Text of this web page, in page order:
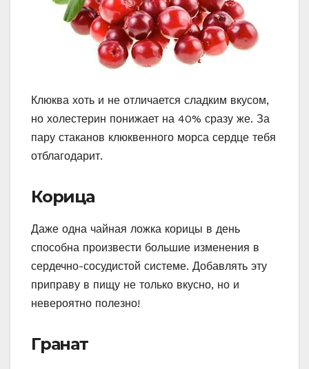
Клюква хоть и не отличается сладким вкусом,
но холестерин понижает на 40% сразу же. За
пару стаканов клюквенного морса сердце тебя
отблагодарит.
Корица
Даже одна чайная ложка корицы в день
способна произвести большие изменения в
сердечно-сосудистой системе. Добавлять эту
приправу в пищу не только вкусно, но и
невероятно полезно!
Гранат